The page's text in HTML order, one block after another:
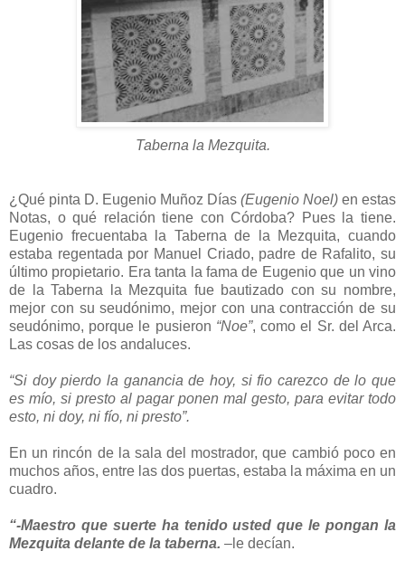
Taberna la Mezquita.
¿Qué pinta D. Eugenio Muñoz Días (Eugenio Noel) en estas
Notas, o qué relación tiene con Córdoba? Pues la tiene.
Eugenio frecuentaba la Taberna de la Mezquita, cuando
estaba regentada por Manuel Criado, padre de Rafalito, su
último propietario. Era tanta la fama de Eugenio que un vino
de la Taberna la Mezquita fue bautizado con su nombre,
mejor con su seudónimo, mejor con una contracción de su
seudónimo, porque le pusieron “Noe”, como el Sr. del Arca.
Las cosas de los andaluces.
“Si doy pierdo la ganancia de hoy, si fio carezco de lo que
es mío, si presto al pagar ponen mal gesto, para evitar todo
esto, ni doy, ni fío, ni presto”.
En un rincón de la sala del mostrador, que cambió poco en
muchos años, entre las dos puertas, estaba la máxima en un
cuadro.
“-Maestro que suerte ha tenido usted que le pongan la
Mezquita delante de la taberna. –le decían.